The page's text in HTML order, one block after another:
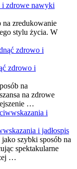
i zdrowe nawyki
na zredukowanie
stylu życia. W
zdrowo i
na
na zdrowe
…
i jadłospis
szybki sposób na
spektakularne
…